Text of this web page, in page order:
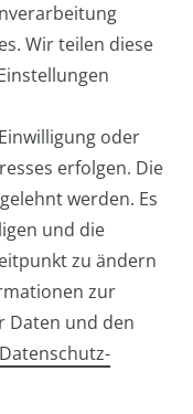
Wir teilen diese
oder
erfolgen. Die
werden. Es
und die
zu ändern
zur
Daten und den
Daten­schutz­